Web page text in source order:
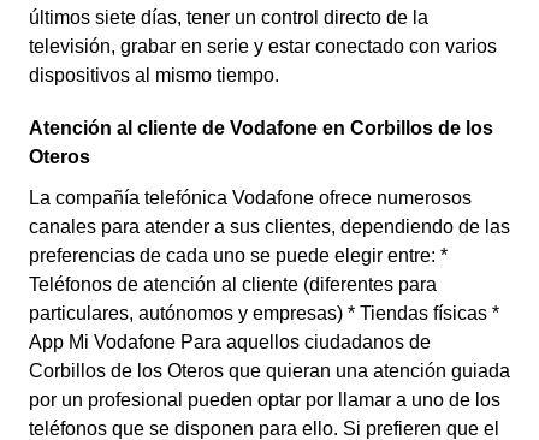
últimos siete días, tener un control directo de la
televisión, grabar en serie y estar conectado con varios
dispositivos al mismo tiempo.
Atención al cliente de Vodafone en Corbillos de los
Oteros
La compañía telefónica Vodafone ofrece numerosos
canales para atender a sus clientes, dependiendo de las
preferencias de cada uno se puede elegir entre: *
Teléfonos de atención al cliente (diferentes para
particulares, autónomos y empresas) * Tiendas físicas *
App Mi Vodafone Para aquellos ciudadanos de
Corbillos de los Oteros que quieran una atención guiada
por un profesional pueden optar por llamar a uno de los
teléfonos que se disponen para ello. Si prefieren que el